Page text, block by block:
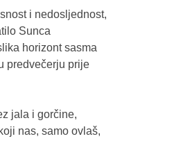
i nedosljednost,
Sunca
horizont sasma
predvečerju prije
jala i gorčine,
nas, samo ovlaš,